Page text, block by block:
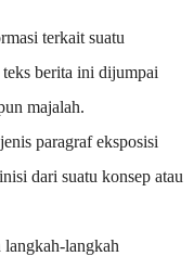
terkait suatu
berita ini dijumpai
majalah.
paragraf eksposisi
dari suatu konsep atau
langkah-langkah